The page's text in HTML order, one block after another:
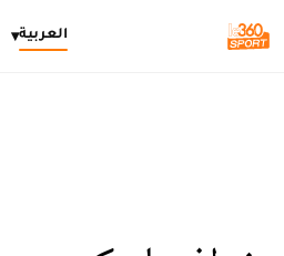
العربية▾